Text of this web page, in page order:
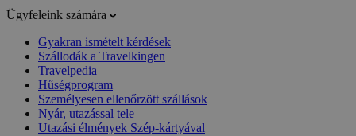
Ügyfeleink számára
Gyakran ismételt kérdések
Szállodák a Travelkingen
Travelpedia
Hűségprogram
Személyesen ellenőrzött szállások
Nyár, utazással tele
Utazási élmények Szép-kártyával